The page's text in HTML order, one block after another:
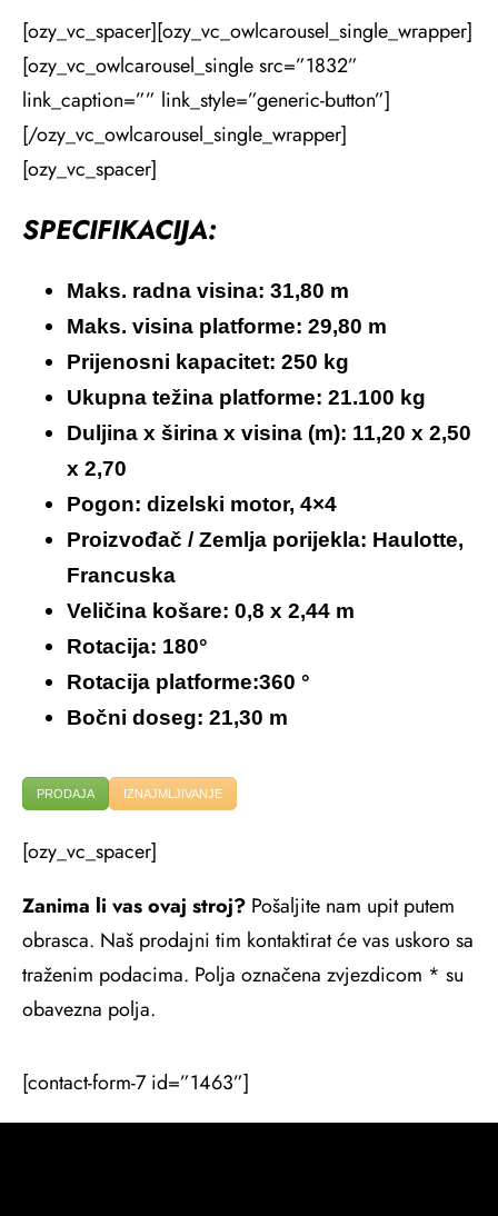
[ozy_vc_spacer][ozy_vc_owlcarousel_single_wrapper]
[ozy_vc_owlcarousel_single src=”1832”
link_caption=”” link_style=”generic-button”]
[/ozy_vc_owlcarousel_single_wrapper]
[ozy_vc_spacer]
SPECIFIKACIJA:
Maks. radna visina: 31,80 m
Maks. visina platforme: 29,80 m
Prijenosni kapacitet: 250 kg
Ukupna težina platforme: 21.100 kg
Duljina x širina x visina (m): 11,20 x 2,50
x 2,70
Pogon: dizelski motor, 4×4
Proizvođač / Zemlja porijekla: Haulotte,
Francuska
Veličina košare: 0,8 x 2,44 m
Rotacija: 180°
Rotacija platforme:360 °
Bočni doseg: 21,30 m
PRODAJA IZNAJMLJIVANJE
[ozy_vc_spacer]
Zanima li vas ovaj stroj? Pošaljite nam upit putem
obrasca. Naš prodajni tim kontaktirat će vas uskoro sa
traženim podacima. Polja označena zvjezdicom * su
obavezna polja.
[contact-form-7 id=”1463”]